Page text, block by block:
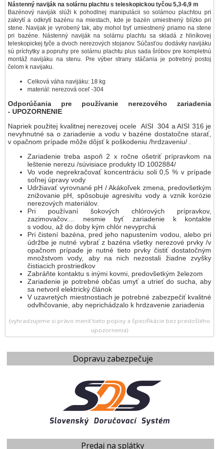
Dopravu zabezpečuje
Predaj na splátky
Nástenný naviják na solárnu plachtu s teleskopickou tyčou 5,3-6,9 m
Bazénový naviják slúži k pohodlnej manipulácii so solárnou plachtou pri
zakrytí a odkrytí bazénu na miestach, kde je bazén umiestnený blízko pri
stene. Navijak je vyrobený tak, aby mohol byť umiestnený priamo na stene
pri bazéne. Nástenný naviják na solárnu plachtu sa skladá z hliníkovej
teleskopickej tyče a dvoch nerezových stojanov. Súčasťou dodávky navijáku
sú príchytky a popruhy pre solárnu plachtu plus sada šróbov pre kompletnú
montáž navijáku na stenu. Pre výber strany stáčania je potrebný postoj
čelom k navijaku.
Celková váha navijáku: 18 kg
materiál: nerezová oceľ -304
Odporúčania pre používanie nerezového zariadenia
- UPOZORNENIE
Napriek použitej kvalitnej nerezovej ocele AISI 304 a AISI 316 je
nevyhnutné sa o zariadenie a vodu v bazéne dostatočne starať,
v opačnom prípade môže dôjsť k poškodeniu /hrdzaveniu/ .
Zariadenie treba aspoň 2 x ročne ošetriť prípravkom na
leštenie nerezu /súvisiace produkty ID 1002884/
Vo vode neprekračovať koncentráciu soli 0,5 % v prípade
soľnej úpravy vody
Udržiavať vyrovnané pH / Akákoľvek zmena, predovšetkým
znižovanie pH, spôsobuje agresivitu vody a vznik korózie
nerezových materiálov.
Pri používaní šokových chlórových prípravkov,
zazimovačov.... nesmie byť zariadenie k kontakte
s vodou, až do doby kým chlór nevyprchá
Pri čistení bazéna, pred jeho napustením vodou, alebo pri
údržbe je nutné vybrať z bazéna všetky nerezové prvky /v
opačnom prípade je nutné tieto prvky čistiť dostatočným
množstvom vody, aby na nich nezostali žiadne zvyšky
čistiacich prostriedkov
Zabráňte kontaktu s inými kovmi, predovšetkým železom
Zariadenie je potrebné občas umyť a utrieť do sucha, aby
sa netvoril elektrický článok
V uzavretých miestnostiach je potrebné zabezpečiť kvalitné
odvlhčovanie, aby neprichádzalo k hrdzavenie zariadenia
(vyhradzujeme si právo meniť tieto popisy a špecifikácie bez predošlého
upozornenia)